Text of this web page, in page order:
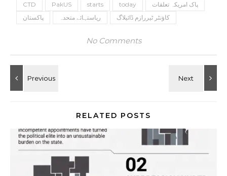
CTD PakUS starts today
پاک امریکہ تعلقات
پاکستان
ریاستہائے متحدہ کاؤنٹر ٹیررازم ڈائیلاگ
No Comments
RELATED POSTS